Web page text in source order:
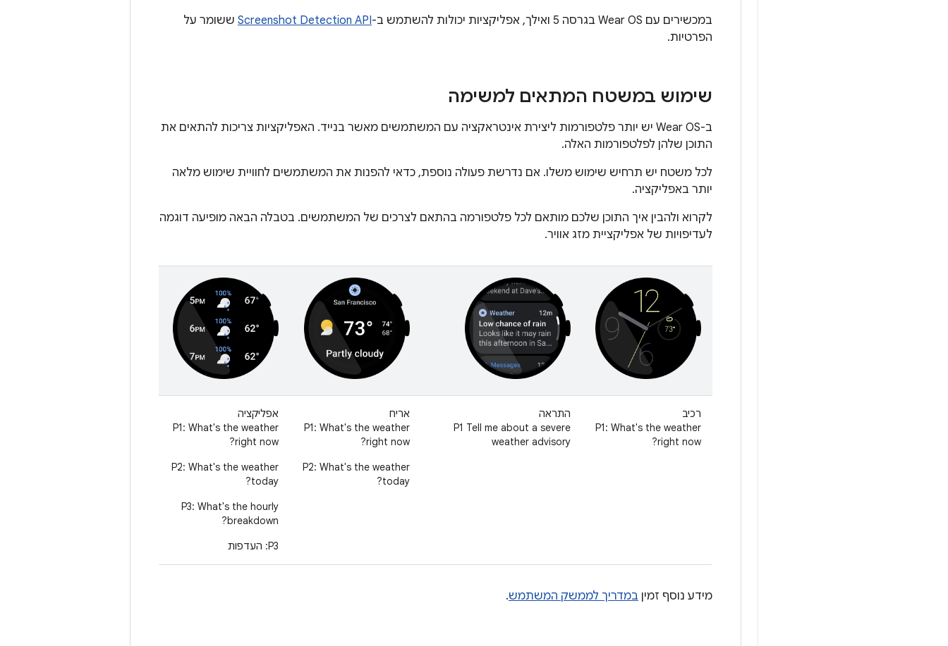
במכשירים עם Wear OS בגרסה 5 ואילך, אפליקציות יכולות להשתמש ב- Screenshot Detection API ששומר על
הפרטיות.
שימוש במשטח המתאים למשימה
ב-Wear OS יש יותר פלטפורמות ליצירת אינטראקציה עם המשתמשים מאשר בנייד. האפליקציות צריכות להתאים את
התוכן שלהן לפלטפורמות האלה.
לכל משטח יש תרחיש שימוש משלו. אם נדרשת פעולה נוספת, כדאי להפנות את המשתמשים לחוויית שימוש מלאה
יותר באפליקציה.
לקרוא ולהבין איך התוכן שלכם מותאם לכל פלטפורמה בהתאם לצרכים של המשתמשים. בטבלה הבאה מופיעה דוגמה
לעדיפויות של אפליקציית מזג אוויר.
רכיב
P1: What's the weather
right now?
התראה
P1 Tell me about a severe
weather advisory
אריח
P1: What's the weather
right now?
P2: What's the weather
today?
אפליקציה
P1: What's the weather
right now?
P2: What's the weather
today?
P3: What's the hourly
breakdown?
‫P3: העדפות
מידע נוסף זמין במדריך לממשק המשתמש.